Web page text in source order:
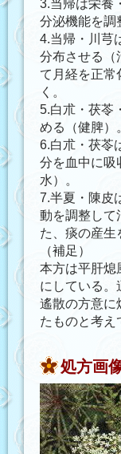
3.当帰は栄養
分泌機能を調
4.当帰・川芎
分布させる（
て月経を正常
く。
5.白朮・茯苓
める（健脾）
6.白朮・茯苓
分を血中に吸
水）。
7.半夏・陳皮
動を調整して
た、痰の産生
（補足）
本方は平肝熄
にしている。
遙散の方意に
たものと考え
処方画